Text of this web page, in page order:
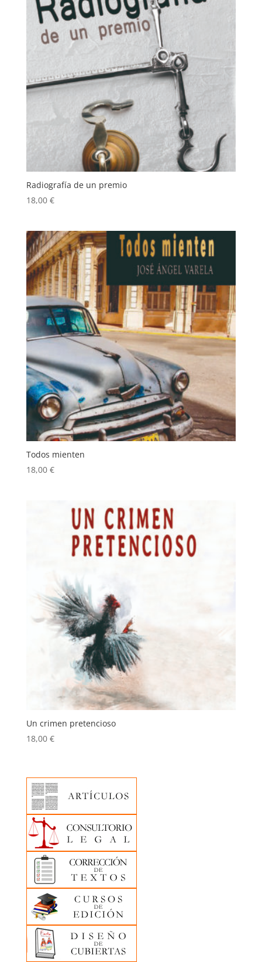
Radiografía de un premio
18,00 €
Todos mienten
18,00 €
Un crimen pretencioso
18,00 €